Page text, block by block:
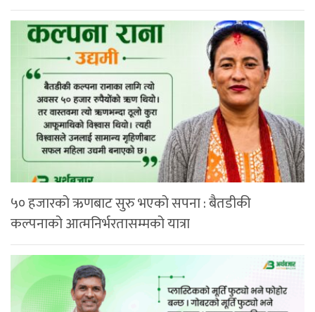
५० हजारको ऋणबाट सुरु भएको सपना : बैतडीकी
कल्पनाको आत्मनिर्भरतासम्मको यात्रा